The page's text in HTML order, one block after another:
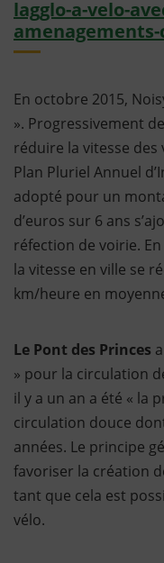
lagglo-a-velo-
amenagements-
En octobre 2015,
». Progressivement
réduire la vitesse des
Plan Pluriel Annuel
adopté pour un
d’euros sur 6 ans
réfection de voirie.
la vitesse en ville se
km/heure en
Le Pont des Princes
» pour la circulation
il y a un an a été « la
circulation douce
années. Le principe
favoriser la création
tant que cela est
vélo.